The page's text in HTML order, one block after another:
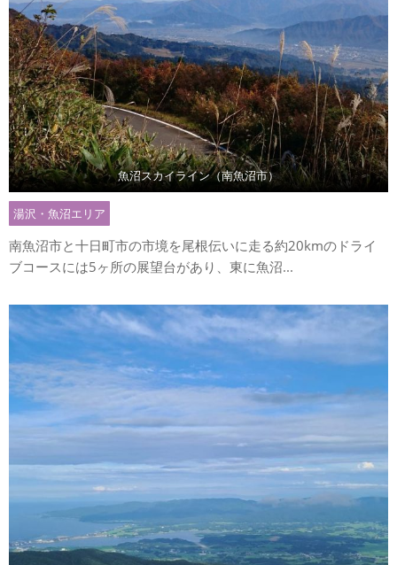
魚沼スカイライン（南魚沼市）
湯沢・魚沼エリア
南魚沼市と十日町市の市境を尾根伝いに走る約20kmのドライ
ブコースには5ヶ所の展望台があり、東に魚沼...